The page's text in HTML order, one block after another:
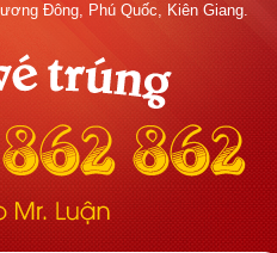
Đông, Phú Quốc, Kiên Giang.